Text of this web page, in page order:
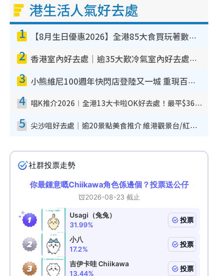
港生活人氣好去處
1 【8月生日優惠2026】全港85大食買玩著數攻略 自助餐/火鍋放題同行免費＋誠品/DONKI送現金券
2 香港室內好去處｜逾35大歎冷氣室內好去處推介 室內活動免費避雨無懼落雨
3 小熊維尼100週年快閃店登陸又一城 重現百畝森林經典場景／獨家限定盲盒登場／專屬DIY香水
4 唱K推介2026︱全港13大卡啦OK好去處！最平$36起 日文K都有！(附地址+收費詳情)
5 尖沙咀好去處｜逾20景點美食推介 維港觀景台/紅磚古蹟/九龍公園/室內遊樂場